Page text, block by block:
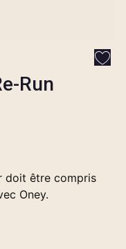
Run
doit être compris
Oney.